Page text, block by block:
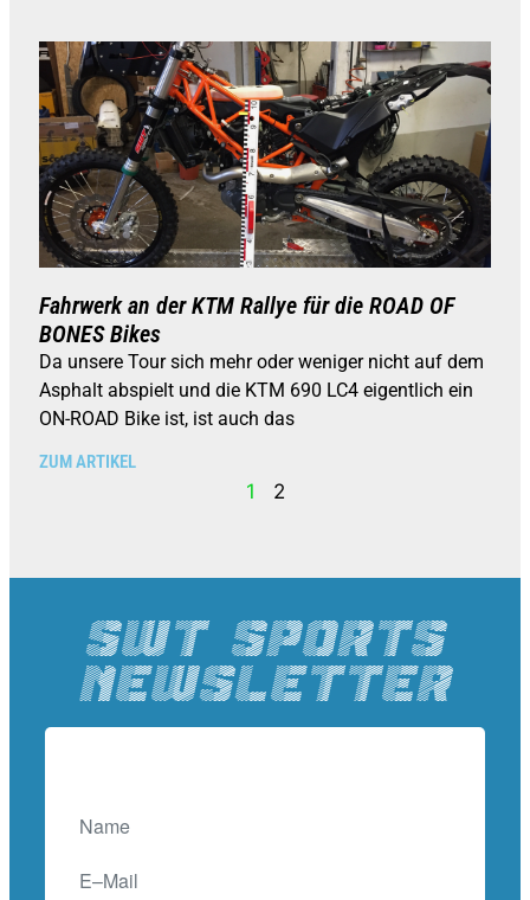
Fahrwerk an der KTM Rallye für die ROAD OF
BONES Bikes
Da unsere Tour sich mehr oder weniger nicht auf dem
Asphalt abspielt und die KTM 690 LC4 eigentlich ein
ON-ROAD Bike ist, ist auch das
ZUM ARTIKEL
1 2
SWT SPORTS
Newsletter